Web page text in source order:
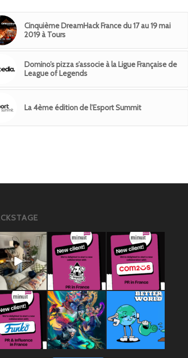
Cinquième DreamHack France du 17 au 19 mai
2019 à Tours
Domino’s pizza s’associe à la Ligue Française de
League of Legends
La 4ème édition de l’Esport Summit